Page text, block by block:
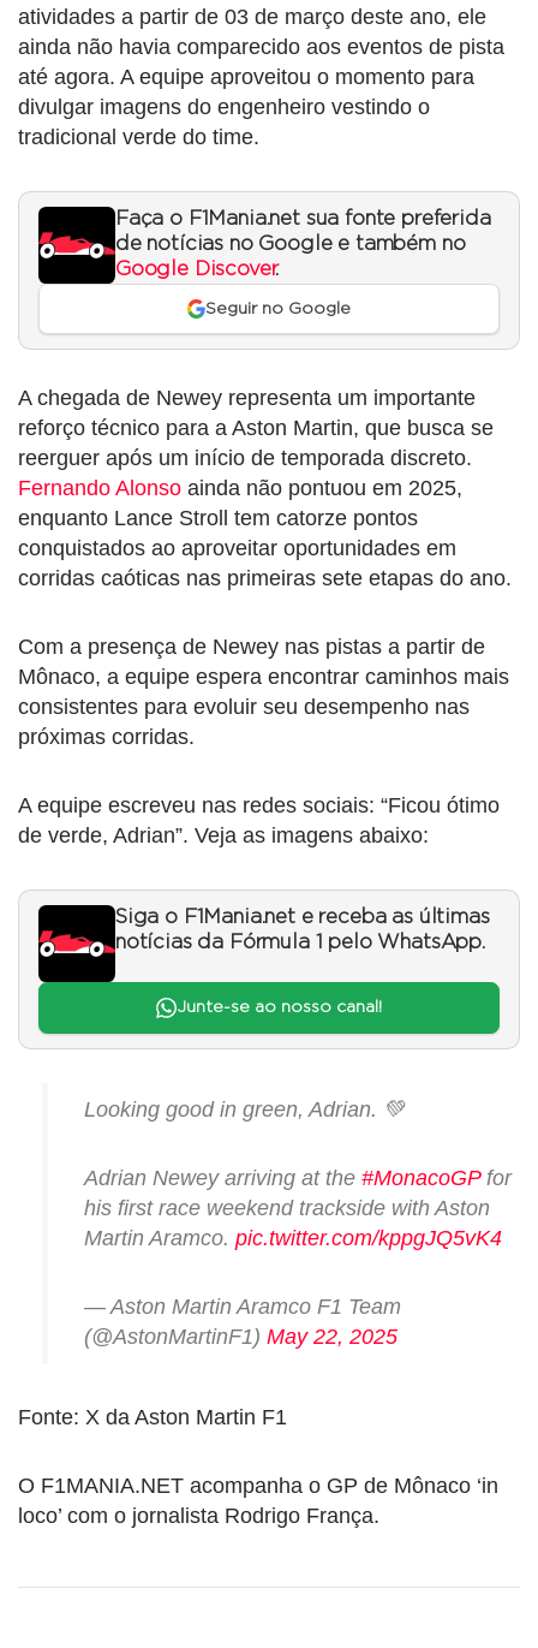
atividades a partir de 03 de março deste ano, ele
ainda não havia comparecido aos eventos de pista
até agora. A equipe aproveitou o momento para
divulgar imagens do engenheiro vestindo o
tradicional verde do time.
Faça o F1Mania.net sua fonte preferida
de notícias no Google e também no
Google Discover.
Seguir no Google
A chegada de Newey representa um importante
reforço técnico para a Aston Martin, que busca se
reerguer após um início de temporada discreto.
Fernando Alonso ainda não pontuou em 2025,
enquanto Lance Stroll tem catorze pontos
conquistados ao aproveitar oportunidades em
corridas caóticas nas primeiras sete etapas do ano.
Com a presença de Newey nas pistas a partir de
Mônaco, a equipe espera encontrar caminhos mais
consistentes para evoluir seu desempenho nas
próximas corridas.
A equipe escreveu nas redes sociais: “Ficou ótimo
de verde, Adrian”. Veja as imagens abaixo:
Siga o F1Mania.net e receba as últimas
notícias da Fórmula 1 pelo WhatsApp.
Junte-se ao nosso canal!
Looking good in green, Adrian. 💚
Adrian Newey arriving at the #MonacoGPfor
his first race weekend trackside with Aston
Martin Aramco. pic.twitter.com/kppgJQ5vK4
— Aston Martin Aramco F1 Team
(@AstonMartinF1) May 22, 2025
Fonte: X da Aston Martin F1
O F1MANIA.NET acompanha o GP de Mônaco ‘in
loco’ com o jornalista Rodrigo França.